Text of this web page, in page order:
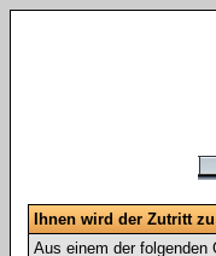
Ihnen wird der Zutritt
Aus einem der folgenden